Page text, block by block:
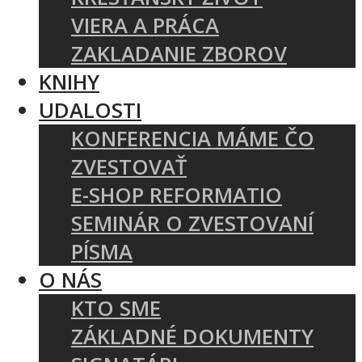
VIERA A PRÁCA
ZAKLADANIE ZBOROV
KNIHY
UDALOSTI
KONFERENCIA MÁME ČO
ZVESTOVAŤ
E-SHOP REFORMATIO
SEMINÁR O ZVESTOVANÍ
PÍSMA
O NÁS
KTO SME
ZÁKLADNÉ DOKUMENTY